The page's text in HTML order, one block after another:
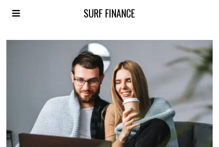
SURF FINANCE